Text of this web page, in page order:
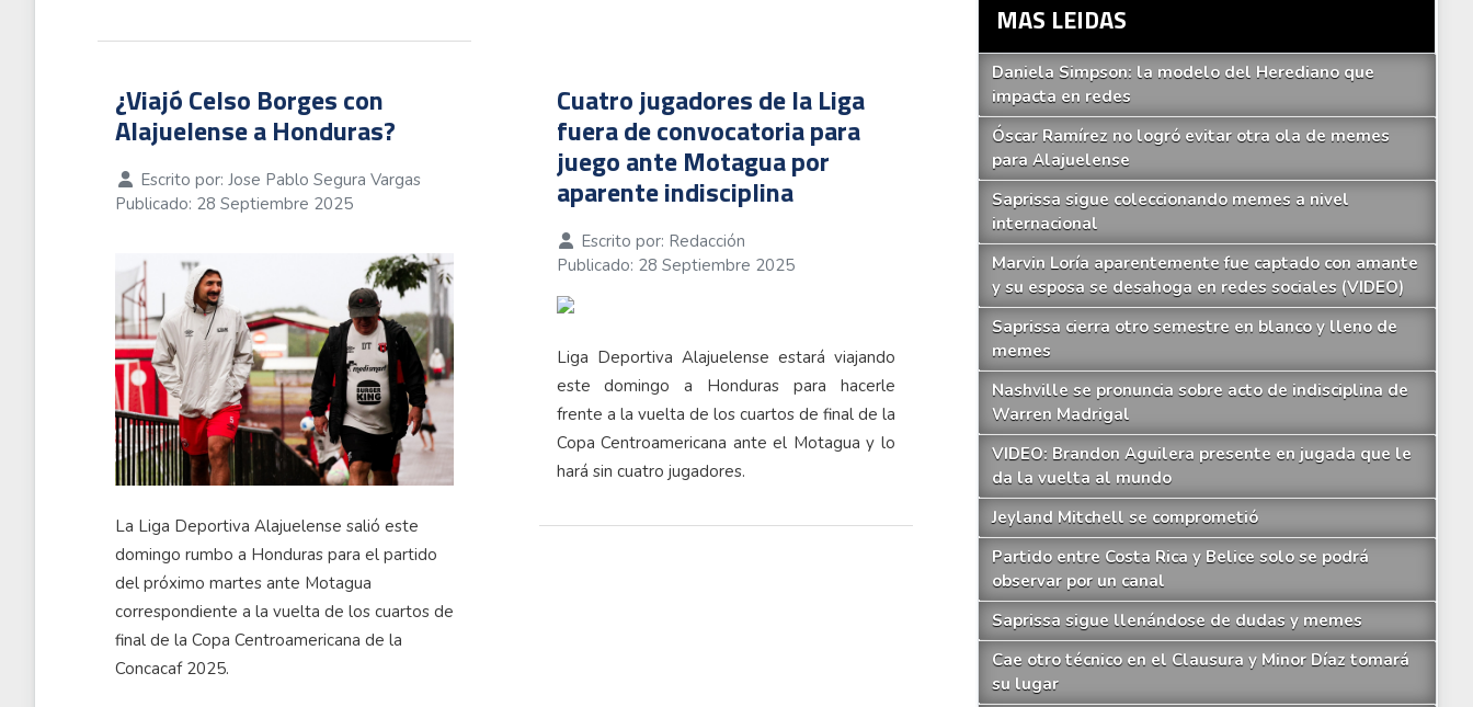
MAS LEIDAS
Daniela Simpson: la modelo del Herediano que
impacta en redes
Óscar Ramírez no logró evitar otra ola de memes
para Alajuelense
Saprissa sigue coleccionando memes a nivel
internacional
Marvin Loría aparentemente fue captado con amante
y su esposa se desahoga en redes sociales (VIDEO)
Saprissa cierra otro semestre en blanco y lleno de
memes
Nashville se pronuncia sobre acto de indisciplina de
Warren Madrigal
VIDEO: Brandon Aguilera presente en jugada que le
da la vuelta al mundo
Jeyland Mitchell se comprometió
Partido entre Costa Rica y Belice solo se podrá
observar por un canal
Saprissa sigue llenándose de dudas y memes
Cae otro técnico en el Clausura y Minor Díaz tomará
su lugar
¿Viajó Celso Borges con
Alajuelense a Honduras?
Escrito por: Jose Pablo Segura Vargas
Publicado: 28 Septiembre 2025
La Liga Deportiva Alajuelense salió este
domingo rumbo a Honduras para el partido
del próximo martes ante Motagua
correspondiente a la vuelta de los cuartos de
final de la Copa Centroamericana de la
Concacaf2025.
Cuatro jugadores de la Liga
fuera de convocatoria para
juego ante Motagua por
aparente indisciplina
Escrito por: Redacción
Publicado: 28 Septiembre 2025
Liga Deportiva Alajuelense estará viajando
este domingo a Honduras para hacerle
frente a la vuelta de los cuartos de final de la
Copa Centroamericana ante el Motagua y lo
hará sin cuatro jugadores.